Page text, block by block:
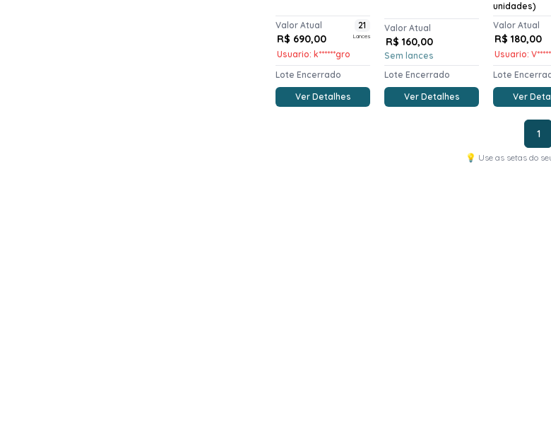
Valor Atual
R$ 690,00
Usuario: k******gro
21
Lances
Lote Encerrado
Ver Detalhes
Valor Atual
R$ 160,00
Sem lances
Lote Encerrado
Ver Detalhes
unidades)
Valor Atual
R$ 180,00
Usuario:
Lote
Ver
1
💡 Use as setas do